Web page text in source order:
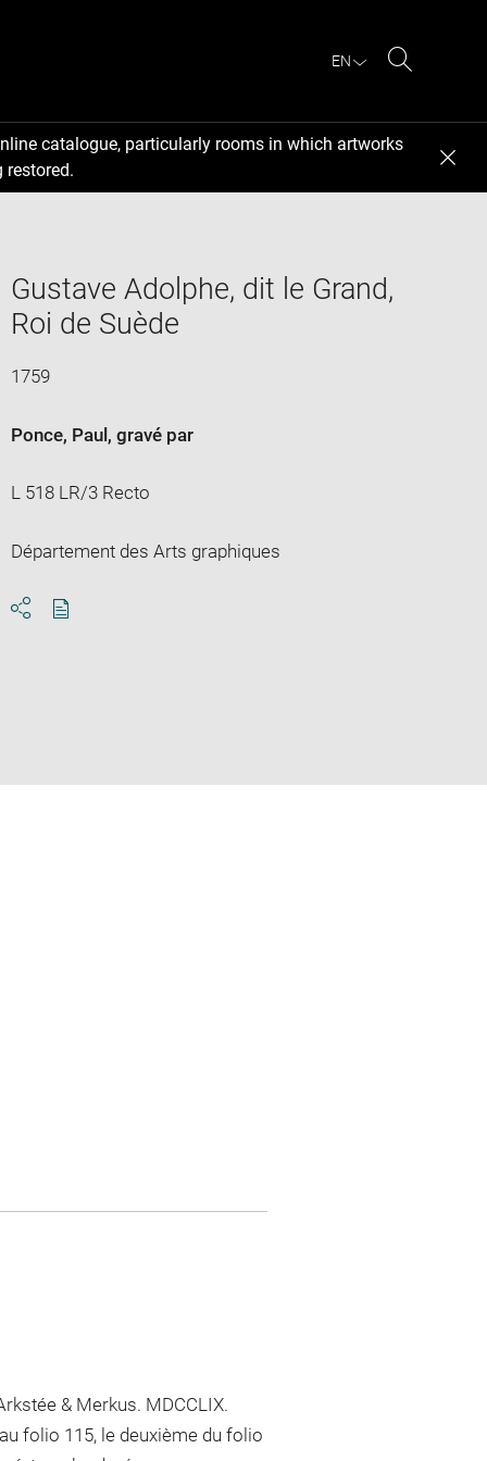
EN
catalogue, particularly rooms in which artworks
restored.
Gustave Adolphe, dit le Grand,
Roi de Suède
1759
Ponce, Paul, gravé par
L 518 LR/3 Recto
Département des Arts graphiques
& Merkus. MDCCLIX.
folio 115, le deuxième du folio